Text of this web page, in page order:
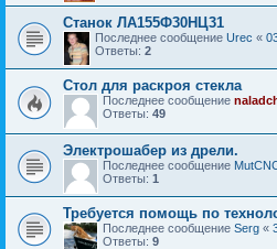
Станок ЛА155Ф30НЦ31
Последнее сообщение Urec «
Ответы: 2
Стол для раскроя стекла
Последнее сообщение
Ответы: 49
Электрошабер из дрели.
Последнее сообщение
Ответы: 1
Требуется помощь по
Последнее сообщение Serg «
Ответы: 9